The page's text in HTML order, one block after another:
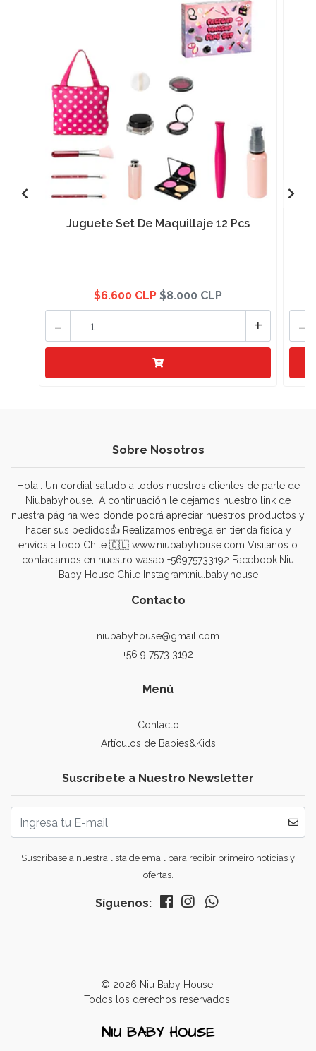
Juguete Set De Maquillaje 12 Pcs
$6.600 CLP $8.000 CLP
+
- -
Sobre Nosotros
Hola.. Un cordial saludo a todos nuestros clientes de parte de
Niubabyhouse.. A continuación le dejamos nuestro link de
nuestra página web donde podrá apreciar nuestros productos y
hacer sus pedidos👍 Realizamos entrega en tienda física y
envíos a todo Chile 🇨🇱 www.niubabyhouse.com Visitanos o
contactamos en nuestro wasap +56975733192 Facebook:Niu
Baby House Chile Instagram:niu.baby.house
Contacto
niubabyhouse@gmail.com
+56 9 7573 3192
Menú
Contacto
Artículos de Babies&Kids
Suscríbete a Nuestro Newsletter
Suscríbase a nuestra lista de email para recibir primeiro noticias y
ofertas.
Síguenos:
© 2026 Niu Baby House.
Todos los derechos reservados.
NIU BABY HOUSE